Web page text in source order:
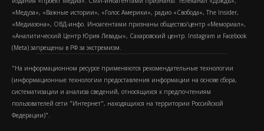
«Медуза», «Важные истории», «Голос Америки», радио «Свобода», The Insider,
«Медиазона», ОВД-инфо. Иноагентами признаны общество/центр «Мемориал»,
«Аналитический Центр Юрия Левады», Сахаровский центр. Instagram и Facebook
(Metа) запрещены в РФ за экстремизм.
"На информационном ресурсе применяются рекомендательные технологии
(информационные технологии предоставления информации на основе сбора,
систематизации и анализа сведений, относящихся к предпочтениям
пользователей сети "Интернет", находящихся на территории Российской
Федерации)".